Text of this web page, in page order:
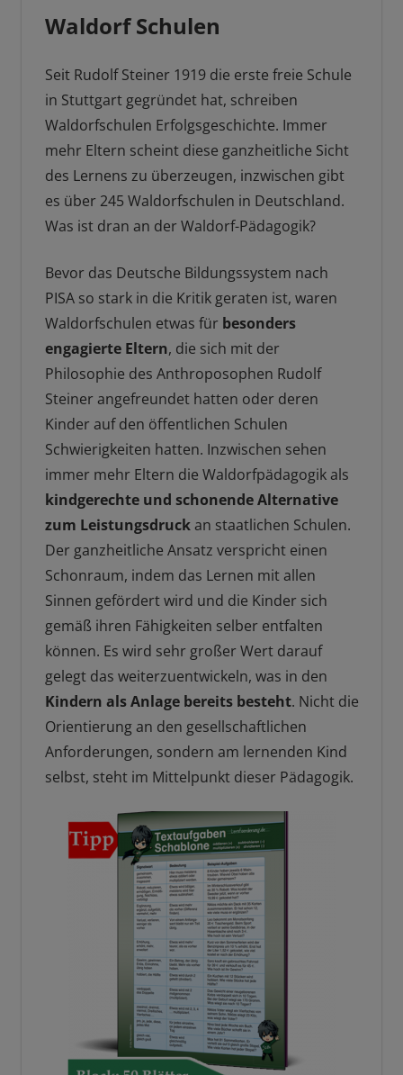
Waldorf Schulen
Seit Rudolf Steiner 1919 die erste freie Schule
in Stuttgart gegründet hat, schreiben
Waldorfschulen Erfolgsgeschichte. Immer
mehr Eltern scheint diese ganzheitliche Sicht
des Lernens zu überzeugen, inzwischen gibt
es über 245 Waldorfschulen in Deutschland.
Was ist dran an der Waldorf-Pädagogik?
Bevor das Deutsche Bildungssystem nach
PISA so stark in die Kritik geraten ist, waren
Waldorfschulen etwas für besonders
engagierte Eltern, die sich mit der
Philosophie des Anthroposophen Rudolf
Steiner angefreundet hatten oder deren
Kinder auf den öffentlichen Schulen
Schwierigkeiten hatten. Inzwischen sehen
immer mehr Eltern die Waldorfpädagogik als
kindgerechte und schonende Alternative
zum Leistungsdruckan staatlichen Schulen.
Der ganzheitliche Ansatz verspricht einen
Schonraum, indem das Lernen mit allen
Sinnen gefördert wird und die Kinder sich
gemäß ihren Fähigkeiten selber entfalten
können. Es wird sehr großer Wert darauf
gelegt das weiterzuentwickeln, was in den
Kindern als Anlage bereits besteht. Nicht die
Orientierung an den gesellschaftlichen
Anforderungen, sondern am lernenden Kind
selbst, steht im Mittelpunkt dieser Pädagogik.